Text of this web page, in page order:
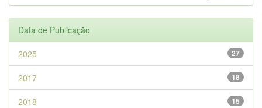
Data de Publicação
27
2025
18
2017
15
2018